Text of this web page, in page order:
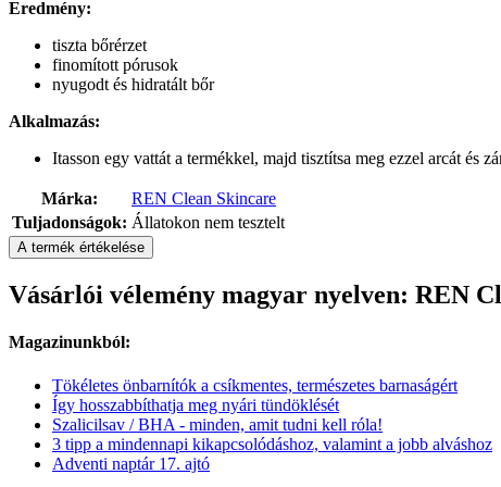
Eredmény:
tiszta bőrérzet
finomított pórusok
nyugodt és hidratált bőr
Alkalmazás:
Itasson egy vattát a termékkel, majd tisztítsa meg ezzel arcát és
Márka:
REN Clean Skincare
Tuljadonságok: Állatokon nem tesztelt
A termék értékelése
Vásárlói vélemény magyar nyelven: REN
Magazinunkból:
Tökéletes önbarnítók a csíkmentes, természetes barnaságért
Így hosszabbíthatja meg nyári tündöklését
Szalicilsav / BHA - minden, amit tudni kell róla!
3 tipp a mindennapi kikapcsolódáshoz, valamint a jobb alváshoz
Adventi naptár 17. ajtó